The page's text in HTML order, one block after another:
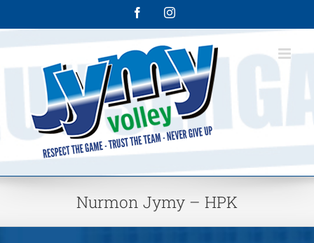
FacebookInstagram
Nurmon Jymy – HPK